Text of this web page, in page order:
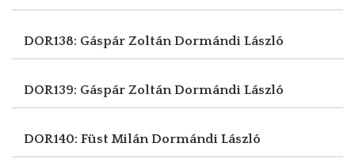
DOR138: Gáspár ZoltánDormándi László
DOR139: Gáspár ZoltánDormándi László
DOR140: Füst MilánDormándi László